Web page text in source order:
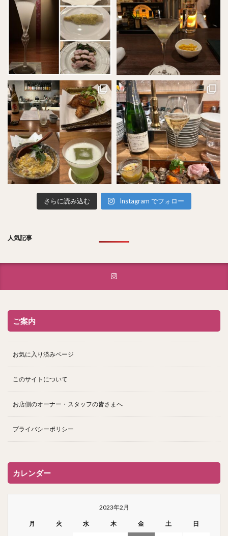
さらに読み込む Instagram でフォロー
人気記事
ご案内
お気に入り済みページ
このサイトについて
お店側のオーナー・スタッフの皆さまへ
プライバシーポリシー
カレンダー
2023年2月
月 火 水 木 金 土 日